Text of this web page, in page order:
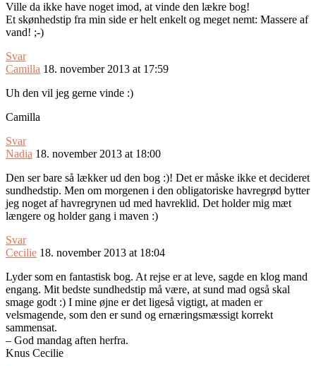
Ville da ikke have noget imod, at vinde den lækre bog!
Et skønhedstip fra min side er helt enkelt og meget nemt: Massere af
vand! ;-)
Svar
Camilla 18. november 2013 at 17:59
Uh den vil jeg gerne vinde :)
Camilla
Svar
Nadia 18. november 2013 at 18:00
Den ser bare så lækker ud den bog :)! Det er måske ikke et decideret
sundhedstip. Men om morgenen i den obligatoriske havregrød bytter
jeg noget af havregrynen ud med havreklid. Det holder mig mæt
længere og holder gang i maven :)
Svar
Cecilie 18. november 2013 at 18:04
Lyder som en fantastisk bog. At rejse er at leve, sagde en klog mand
engang. Mit bedste sundhedstip må være, at sund mad også skal
smage godt :) I mine øjne er det ligeså vigtigt, at maden er
velsmagende, som den er sund og ernæringsmæssigt korrekt
sammensat.
– God mandag aften herfra.
Knus Cecilie